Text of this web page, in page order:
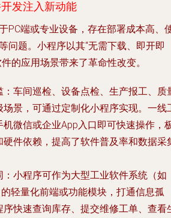
发注入新动能
PC端或专业设备，存在部署成本高、
问题。小程序以其“无需下载、即开即
的应用场景带来了革命性改变。
：车间巡检、设备点检、生产报工、质
景，可通过定制化小程序实现。一线
机微信或企业App入口即可快速操作，
硬件依赖，提高了软件普及率和数据采
：小程序可作为大型工业软件系统（如
的轻量化前端或功能模块，打通信息孤
序快速查询库存、提交维修工单、查看